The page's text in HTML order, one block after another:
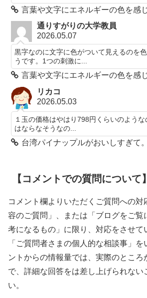
言葉や文字にエネルギーの色を感
通りすがりの大学教員
2026.05.07
黒字なのに文字に色がついて見えるのを
うです。1つの刺激に...
言葉や文字にエネルギーの色を感
リカコ
2026.05.03
１玉の価格はやはり798円くらいのよう
はならなそうなの...
台湾パイナップルがおいしすぎて。
【コメントでの質問について】
コメント欄よりいただくご質問への対
容のご質問」、または「ブログをご覧
考になるもの」に限り、対応をさせて
「ご質問者さまの個人的な相談事」を
ントからの情報量では、実際のところ
で、詳細な回答をは差し上げられない
い。